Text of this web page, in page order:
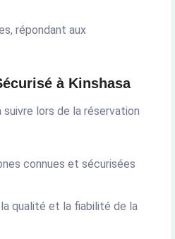
répondant aux
à Kinshasa
suivre lors de la réservation
connues et sécurisées
qualité et la fiabilité de la